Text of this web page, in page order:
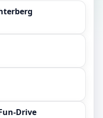
Drive